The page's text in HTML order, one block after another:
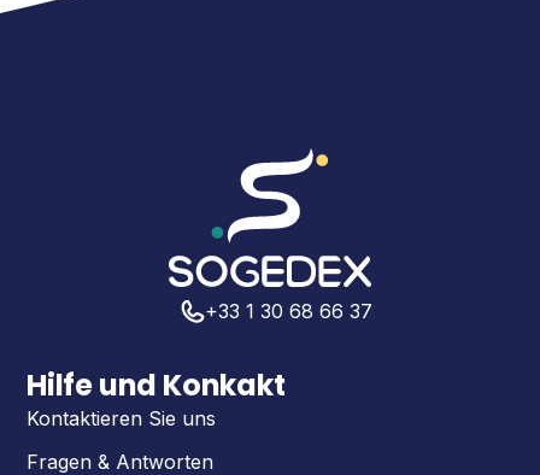
+33 1 30 68 66 37
Hilfe und Konkakt
Kontaktieren Sie uns
Fragen & Antworten